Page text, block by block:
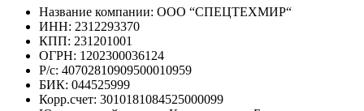
Название компании: ООО “СПЕЦТЕХМИР“
ИНН: 2312293370
КПП: 231201001
ОГРН: 1202300036124
Р/с: 40702810909500010959
БИК: 044525999
Корр.счет: 3010181084525000099